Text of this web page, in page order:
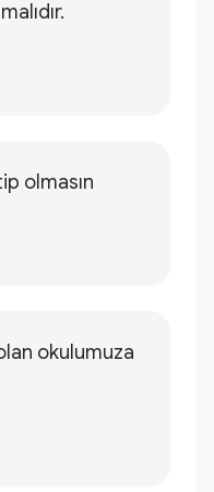
olmasın
okulumuza